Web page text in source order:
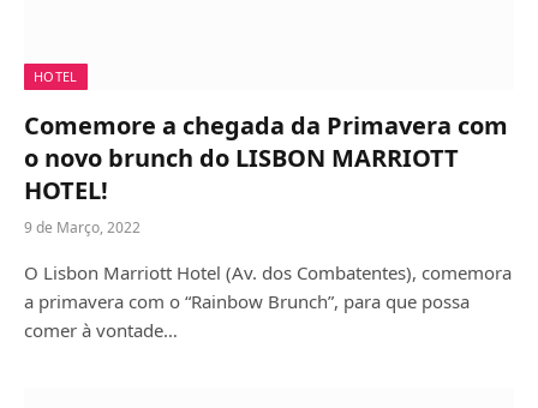
HOTEL
Comemore a chegada da Primavera com
o novo brunch do LISBON MARRIOTT
HOTEL!
9 de Março, 2022
O Lisbon Marriott Hotel (Av. dos Combatentes), comemora
a primavera com o “Rainbow Brunch”, para que possa
comer à vontade…